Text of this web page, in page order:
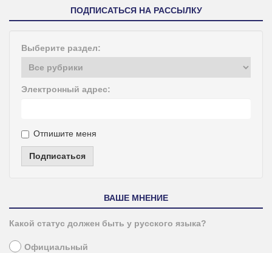
ПОДПИСАТЬСЯ НА РАССЫЛКУ
Выберите раздел:
Электронный адрес:
Отпишите меня
Подписаться
ВАШЕ МНЕНИЕ
Какой статус должен быть у русского языка?
Официальный